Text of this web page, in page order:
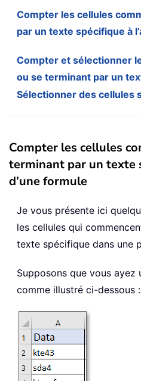
Compter les cellules
par un texte spécifique à
Compter et sélectionner
ou se terminant par un
Sélectionner des cellules
Compter les cellules
terminant par un texte
d’une formule
Je vous présente ici
les cellules qui
texte spécifique dans une
Supposons que vous ayez
comme illustré ci-dessous :